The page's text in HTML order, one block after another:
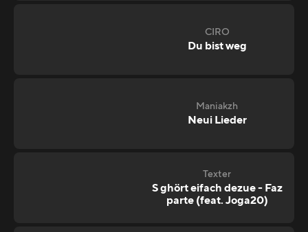
CIRO
Du bist weg
Maniakzh
Neui Lieder
Texter
S ghört eifach dezue - Faz
parte (feat. Joga20)